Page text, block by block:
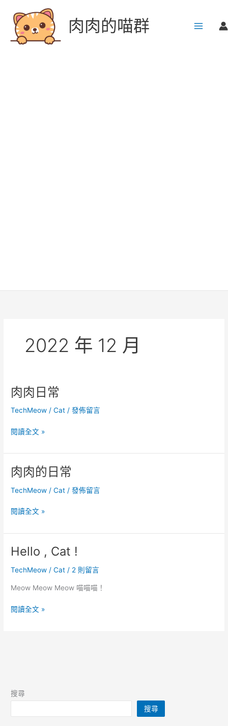
肉肉的喵群
2022 年 12 月
肉肉日常
TechMeow/Cat /發佈留言
肉
日
常
閱讀全文 »
肉肉的日常
TechMeow /Cat /發佈留言
肉
的
日
常
閱讀全文 »
Hello , Cat !
TechMeow /Cat / 2 則留言
Meow Meow Meow 喵喵喵！
Hello
閱讀全文 »
搜尋
搜尋